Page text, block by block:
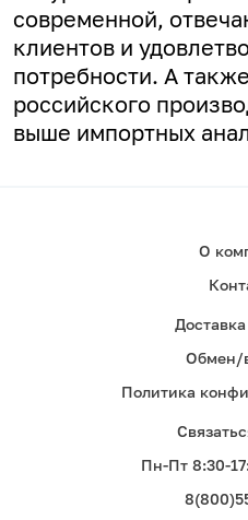
современной,
клиентов и
потребности. А
российского
выше импортных
О
Обмен/
Политика
Пн-Пт 8:30-